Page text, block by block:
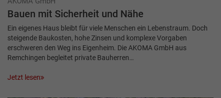
Bauen mit Sicherheit und Nähe
Ein eigenes Haus bleibt für viele Menschen ein Lebenstraum. Doch
steigende Baukosten, hohe Zinsen und komplexe Vorgaben
erschweren den Weg ins Eigenheim. Die AKOMA GmbH aus
Remchingen begleitet private Bauherren…
Jetzt lesen